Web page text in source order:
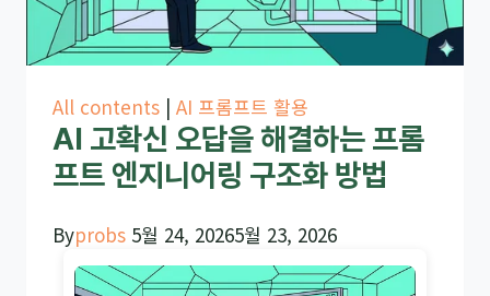
All contents | AI 프롬프트 활용
AI 고확신 오답을 해결하는 프롬
프트 엔지니어링 구조화 방법
Byprobs 5월 24, 20265월 23, 2026